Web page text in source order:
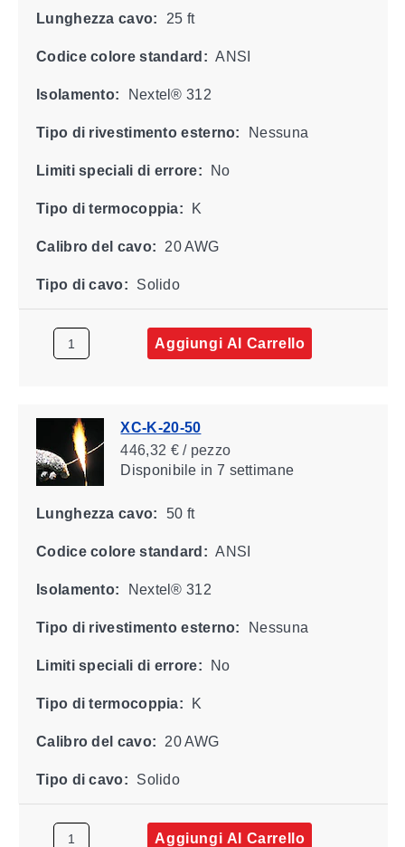
Lunghezza cavo: 25 ft
Codice colore standard: ANSI
Isolamento: Nextel® 312
Tipo di rivestimento esterno: Nessuna
Limiti speciali di errore: No
Tipo di termocoppia: K
Calibro del cavo: 20 AWG
Tipo di cavo: Solido
Aggiungi Al Carrello
XC-K-20-50
446,32 € / pezzo
Disponibile in 7 settimane
Lunghezza cavo: 50 ft
Codice colore standard: ANSI
Isolamento: Nextel® 312
Tipo di rivestimento esterno: Nessuna
Limiti speciali di errore: No
Tipo di termocoppia: K
Calibro del cavo: 20 AWG
Tipo di cavo: Solido
Aggiungi Al Carrello